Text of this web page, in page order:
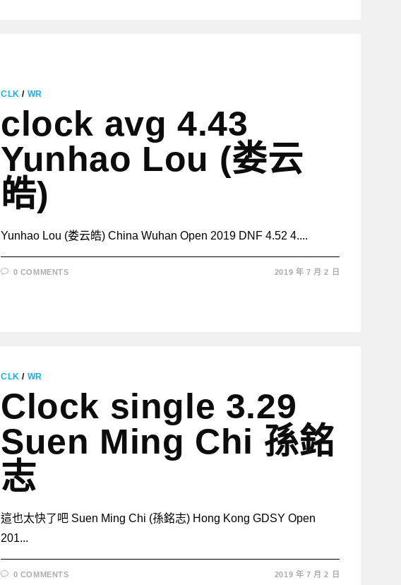
CLK / WR
clock avg 4.43
Yunhao Lou (娄云
皓)
Yunhao Lou (娄云皓) China Wuhan Open 2019 DNF 4.52 4....
0 COMMENTS 2019 年 7 月 2 日
CLK / WR
Clock single 3.29
Suen Ming Chi 孫銘
志
這也太快了吧 Suen Ming Chi (孫銘志) Hong Kong GDSY Open
201...
0 COMMENTS 2019 年 7 月 2 日